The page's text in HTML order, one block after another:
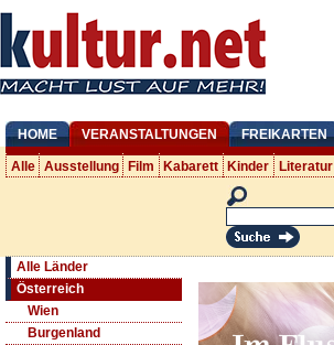
HOME VERANSTALTUNGEN FREIKARTEN
Alle Ausstellung Film Kabarett Kinder Literatur
Alle Länder
Österreich
Wien
Burgenland